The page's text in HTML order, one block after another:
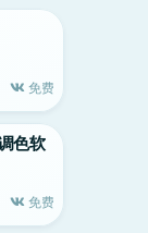
免费
色软
免费